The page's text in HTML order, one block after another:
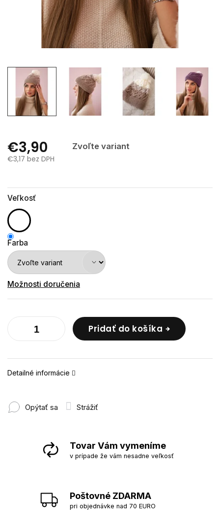
€3,90
Zvoľte variant
€3,17 bez DPH
Veľkosť
Farba
Možnosti doručenia
Pridať do košíka
Detailné informácie
Opýtať sa Strážiť
Tovar Vám vymeníme
v prípade že vám nesadne veľkosť
Poštovné ZDARMA
pri objednávke nad 70 EURO